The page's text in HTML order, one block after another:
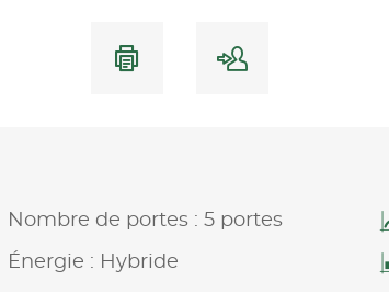
Nombre de portes : 5 portes
Énergie : Hybride